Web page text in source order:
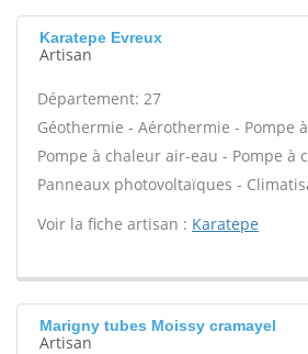
Karatepe Evreux
Artisan
Département: 27
Géothermie - Aérothermie - Pompe
Pompe à chaleur air-eau - Pompe à
Panneaux photovoltaïques -
Voir la fiche artisan : Karatepe
Marigny tubes Moissy cramayel
Artisan